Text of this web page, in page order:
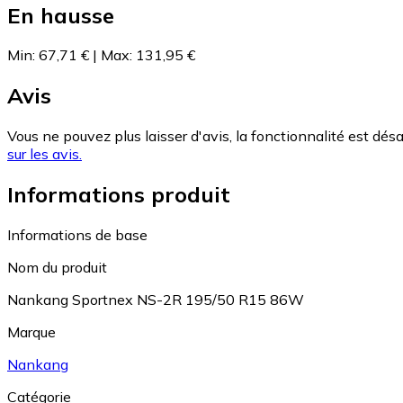
En hausse
Min: 67,71 € | Max: 131,95 €
Avis
Vous ne pouvez plus laisser d'avis, la fonctionnalité est
sur les avis.
Informations produit
Informations de base
Nom du produit
Nankang Sportnex NS-2R 195/50 R15 86W
Marque
Nankang
Catégorie